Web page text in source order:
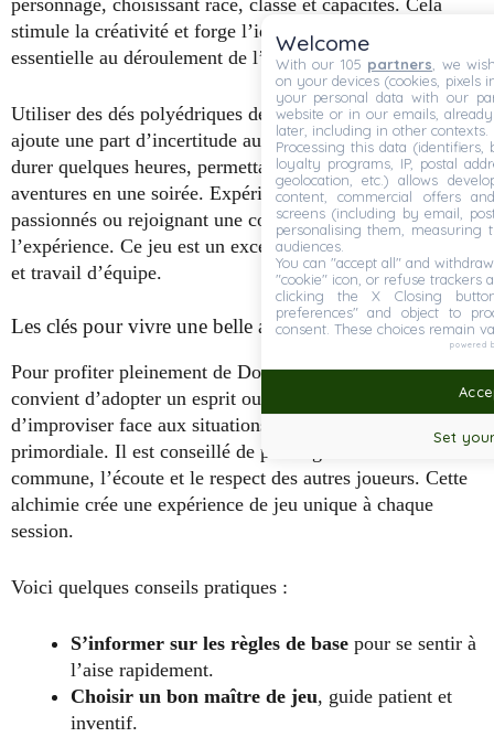
personnage, choisissant race, classe et capacités. Cela
stimule la créativité et forge l’identité du groupe,
essentielle au déroulement de l’histoire.
Utiliser des dés polyédriques devient rapidement naturel et
ajoute une part d’incertitude au récit. Les parties peuvent
durer quelques heures, permettant de vivre plusieurs
aventures en une soirée. Expérimenter avec des amis
passionnés ou rejoignant une communauté locale enrichit
l’expérience. Ce jeu est un excellent moyen de mêler loisir
et travail d’équipe.
Les clés pour vivre une belle aventure ludique
Pour profiter pleinement de Donjons et Dragons, il
convient d’adopter un esprit ouvert et curieux. La capacité
d’improviser face aux situations changeantes est
primordiale. Il est conseillé de privilégier la narration
commune, l’écoute et le respect des autres joueurs. Cette
alchimie crée une expérience de jeu unique à chaque
session.
Voici quelques conseils pratiques :
S’informer sur les règles de base pour se sentir à
l’aise rapidement.
Choisir un bon maître de jeu, guide patient et
inventif.
Welcome
With our 105 partners , we
on your devices (cookies, pixels
your personal data with our
website or in our emails,
later, including in other contexts.
Processing this data (identifiers,
loyalty programs, IP, postal
geolocation, etc.) allows
content, commercial offers
screens (including by email,
personalising them, measuring
audiences.
You can "accept all" and
"cookie" icon, or refuse trackers
clicking the X Closing
preferences" and object to
consent. These choices remain
powered
Set